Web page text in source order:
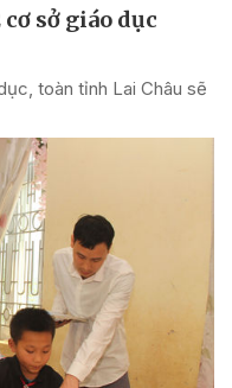
sở giáo dục
toàn tỉnh Lai Châu sẽ